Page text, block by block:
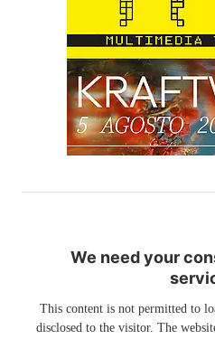
We need your
This content is not permitted to
disclosed to the visitor. The